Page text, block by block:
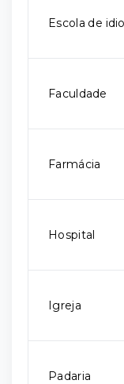
Escola de
Faculdade
Farmácia
Hospital
Igreja
Padaria